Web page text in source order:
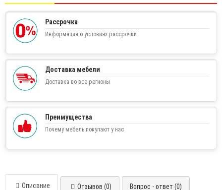
Рассрочка
Информация о условиях рассрочки
Доставка мебели
Доставка во все регионы
Преимущества
Почему мебель покупают у нас
Описание Отзывов (0) Вопрос - ответ (0)